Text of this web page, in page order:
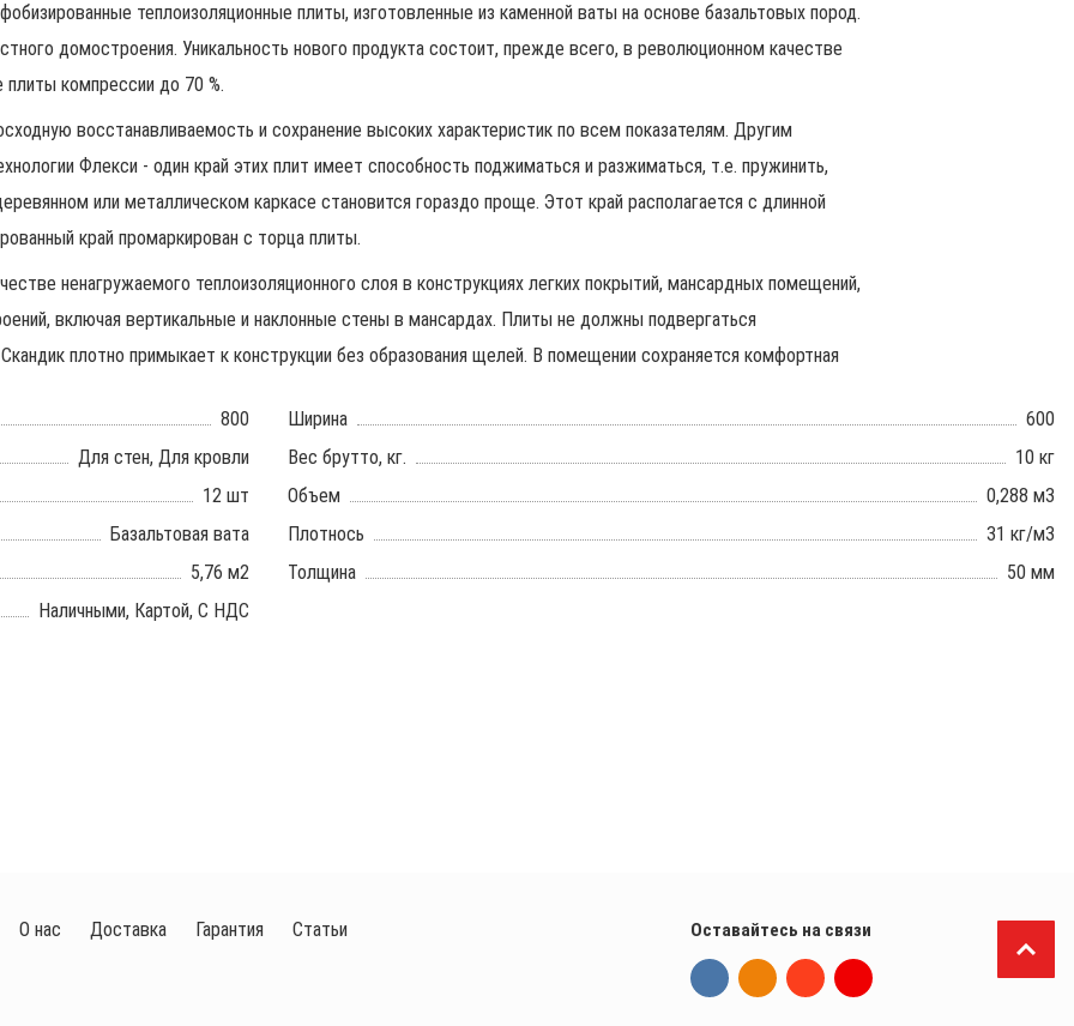
теплоизоляционные плиты, изготовленные из каменной ваты на основе базальтовых пород.
домостроения. Уникальность нового продукта состоит, прежде всего, в революционном качестве
компрессии до 70 %.
восстанавливаемость и сохранение высоких характеристик по всем показателям. Другим
Флекси - один край этих плит имеет способность поджиматься и разжиматься, т.е. пружинить,
или металлическом каркасе становится гораздо проще. Этот край располагается с длинной
край промаркирован с торца плиты.
ненагружаемого теплоизоляционного слоя в конструкциях легких покрытий, мансардных помещений,
включая вертикальные и наклонные стены в мансардах. Плиты не должны подвергаться
плотно примыкает к конструкции без образования щелей. В помещении сохраняется комфортная
800 Ширина
600
Для стен, Для кровли Вес брутто, кг.
10 кг
12 шт Объем
0,288 м3
Базальтовая вата Плотнось
31 кг/м3
5,76 м2 Толщина
50 мм
Наличными, Картой, С НДС
О нас Доставка Гарантия Статьи Оставайтесь на связи